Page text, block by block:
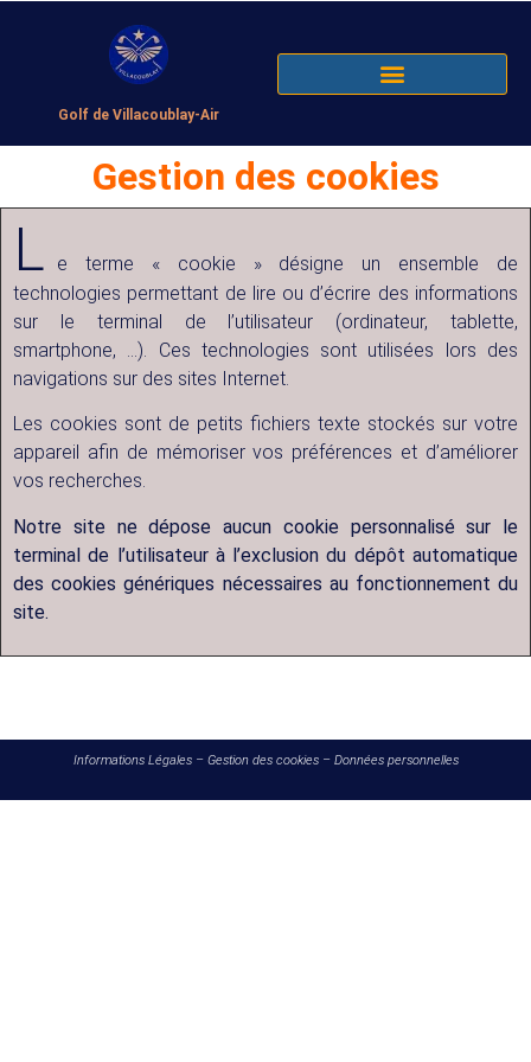
Golf de Villacoublay-Air
Gestion des cookies
L
e terme « cookie » désigne un ensemble de
technologies permettant de lire ou d’écrire des informations
sur le terminal de l’utilisateur (ordinateur, tablette,
smartphone, …). Ces technologies sont utilisées lors des
navigations sur des sites Internet.
Les cookies sont de petits fichiers texte stockés sur votre
appareil afin de mémoriser vos préférences et d’améliorer
vos recherches.
Notre site ne dépose aucun cookie personnalisé sur le
terminal de l’utilisateur à l’exclusion du dépôt automatique
des cookies génériques nécessaires au fonctionnement du
site.
Informations Légales– Gestion des cookies– Données personnelles